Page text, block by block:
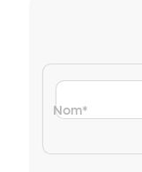
Nom*